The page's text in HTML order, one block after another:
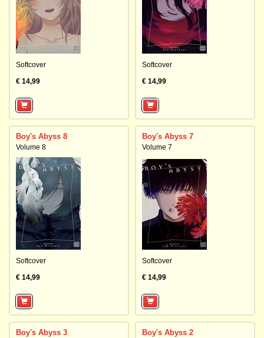
Softcover
€ 14,99
Softcover
€ 14,99
Boy's Abyss 8
Volume 8
Softcover
€ 14,99
Boy's Abyss 7
Volume 7
Softcover
€ 14,99
Boy's Abyss 3 Boy's Abyss 2